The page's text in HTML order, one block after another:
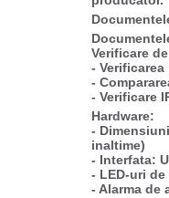
Verificare
-
-
- Verificare
Hardware:
-
inaltime)
- Interfata:
- LED-uri de
- Alarma de